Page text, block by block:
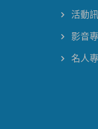
活動
影音
名人